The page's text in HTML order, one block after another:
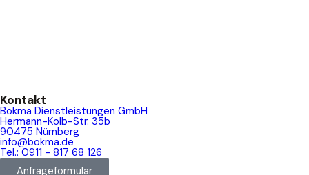
Kontakt
Bokma Dienstleistungen GmbH
Hermann-Kolb-Str. 35b
90475 Nürnberg
info@bokma.de
Tel.: 0911 - 817 68 126
Anfrageformular